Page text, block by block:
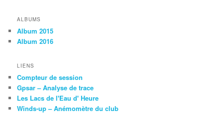
ALBUMS
Album 2015
Album 2016
LIENS
Compteur de session
Gpsar – Analyse de trace
Les Lacs de l'Eau d' Heure
Winds-up – Anémomètre du club